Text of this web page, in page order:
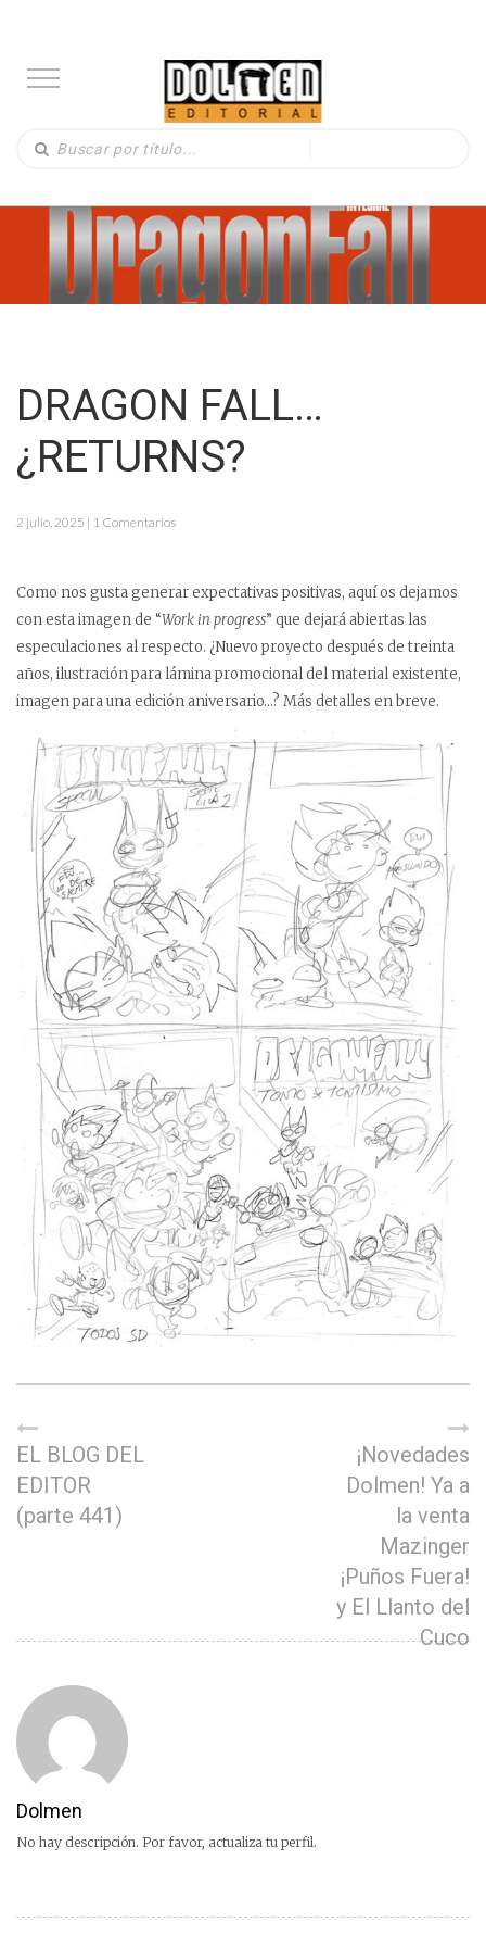
DRAGON FALL…
¿RETURNS?
2 julio, 2025 | 1 Comentarios
Como nos gusta generar expectativas positivas, aquí os dejamos
con esta imagen de “Work in progress” que dejará abiertas las
especulaciones al respecto. ¿Nuevo proyecto después de treinta
años, ilustración para lámina promocional del material existente,
imagen para una edición aniversario…? Más detalles en breve.
EL BLOG DEL
EDITOR
(parte 441)
¡Novedades
Dolmen! Ya a
la venta
Mazinger
¡Puños Fuera!
y El Llanto del
Cuco
Dolmen
No hay descripción. Por favor, actualiza tu perfil.